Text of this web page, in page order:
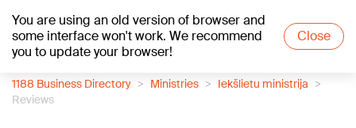
You are using an old version of browser and
some interface won't work. We recommend
you to update your browser!
Close
+21°C
1188 Business Directory Ministries
Iekšlietu ministrija
Reviews